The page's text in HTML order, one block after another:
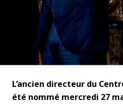
L’ancien directeur du
été nommé mercredi 27